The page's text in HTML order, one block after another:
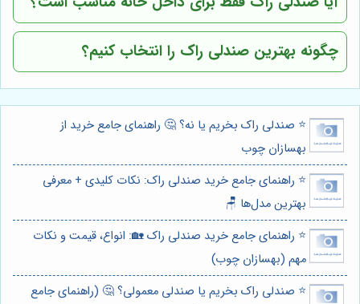
چگونه بهترین صندلی راک را انتخاب کنیم؟
⭐️ صندلی راک بخریم یا نه؟ 🤔 راهنمای جامع خرید از
بهسازان چوب
⭐️ راهنمای جامع خرید صندلی راک: نکات کلیدی + معرفی
بهترین مدل‌ها 🪑
⭐️ راهنمای جامع خرید صندلی راک 🏡: انواع، قیمت و نکات
مهم (بهسازان چوب)
⭐️ صندلی راک بخریم یا صندلی معمولی؟ 🤔 (راهنمای جامع